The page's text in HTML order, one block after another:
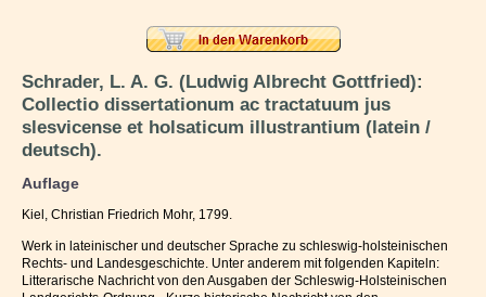
Schrader, L. A. G. (Ludwig Albrecht Gottfried):
Collectio dissertationum ac tractatuum jus
slesvicense et holsaticum illustrantium (latein /
deutsch).
Auflage
Kiel, Christian Friedrich Mohr, 1799.
Werk in lateinischer und deutscher Sprache zu schleswig-holsteinischen
Rechts- und Landesgeschichte. Unter anderem mit folgenden Kapiteln:
Litterarische Nachricht von den Ausgaben der Schleswig-Holsteinischen